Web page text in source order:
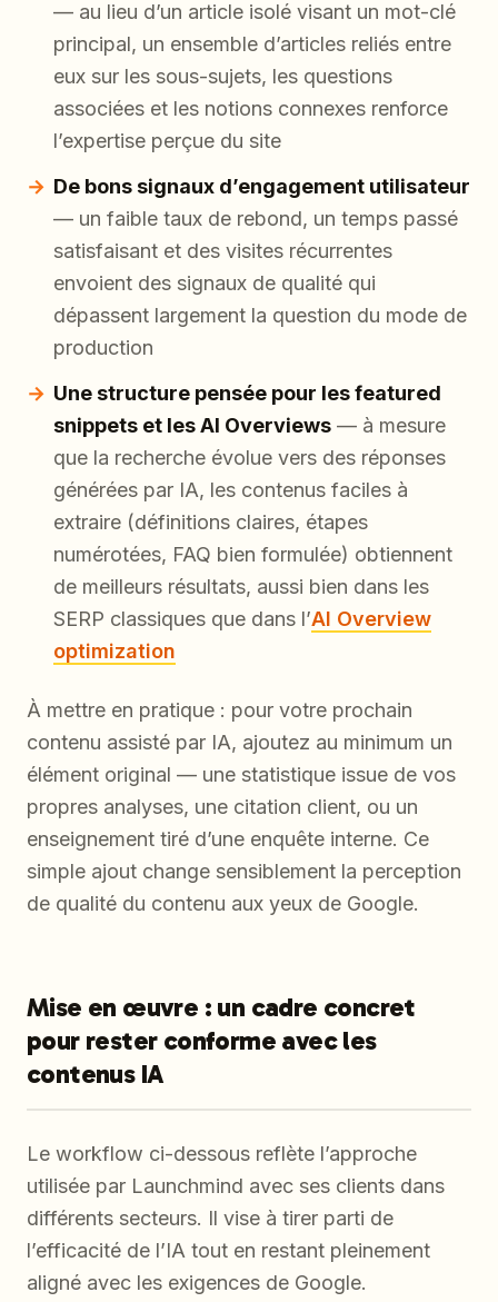
— au lieu d’un article isolé visant un mot-clé
principal, un ensemble d’articles reliés entre
eux sur les sous-sujets, les questions
associées et les notions connexes renforce
l’expertise perçue du site
De bons signaux d’engagement utilisateur
— un faible taux de rebond, un temps passé
satisfaisant et des visites récurrentes
envoient des signaux de qualité qui
dépassent largement la question du mode de
production
Une structure pensée pour les featured
snippets et les AI Overviews — à mesure
que la recherche évolue vers des réponses
générées par IA, les contenus faciles à
extraire (définitions claires, étapes
numérotées, FAQ bien formulée) obtiennent
de meilleurs résultats, aussi bien dans les
SERP classiques que dans l’AI Overview
optimization
À mettre en pratique : pour votre prochain
contenu assisté par IA, ajoutez au minimum un
élément original — une statistique issue de vos
propres analyses, une citation client, ou un
enseignement tiré d’une enquête interne. Ce
simple ajout change sensiblement la perception
de qualité du contenu aux yeux de Google.
Mise en œuvre : un cadre concret
pour rester conforme avec les
contenus IA
Le workflow ci-dessous reflète l’approche
utilisée par Launchmind avec ses clients dans
différents secteurs. Il vise à tirer parti de
l’efficacité de l’IA tout en restant pleinement
aligné avec les exigences de Google.